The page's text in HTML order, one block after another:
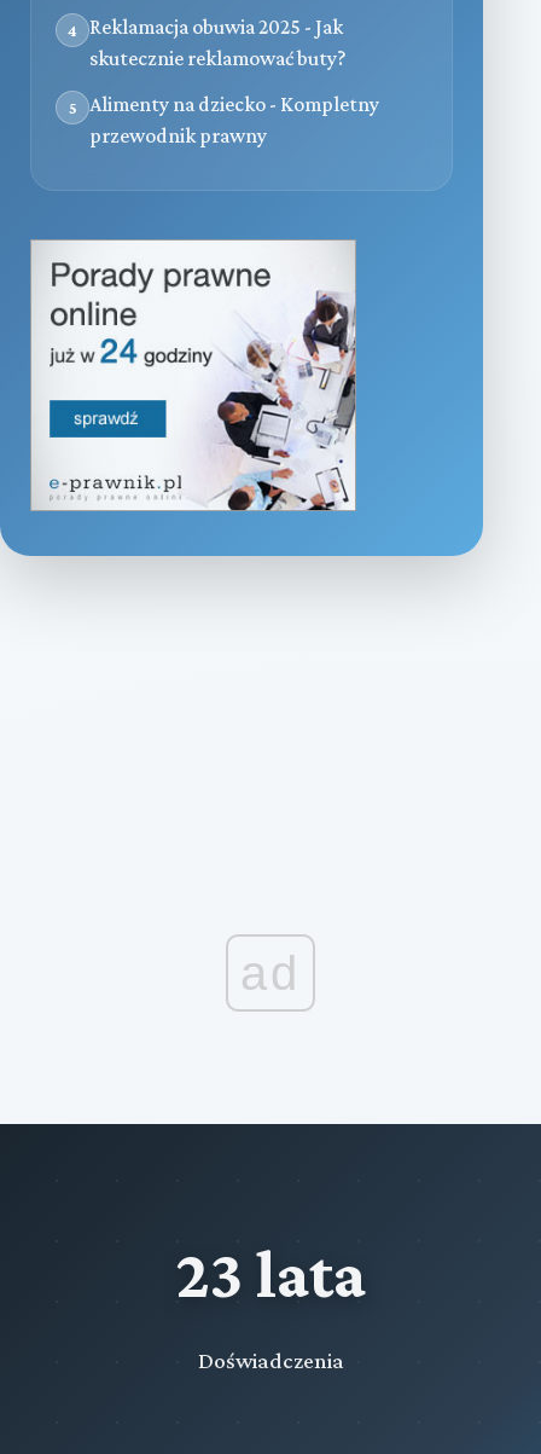
4
Reklamacja obuwia 2025 - Jak
skutecznie reklamować buty?
5
Alimenty na dziecko - Kompletny
przewodnik prawny
ad
23 lata
Doświadczenia